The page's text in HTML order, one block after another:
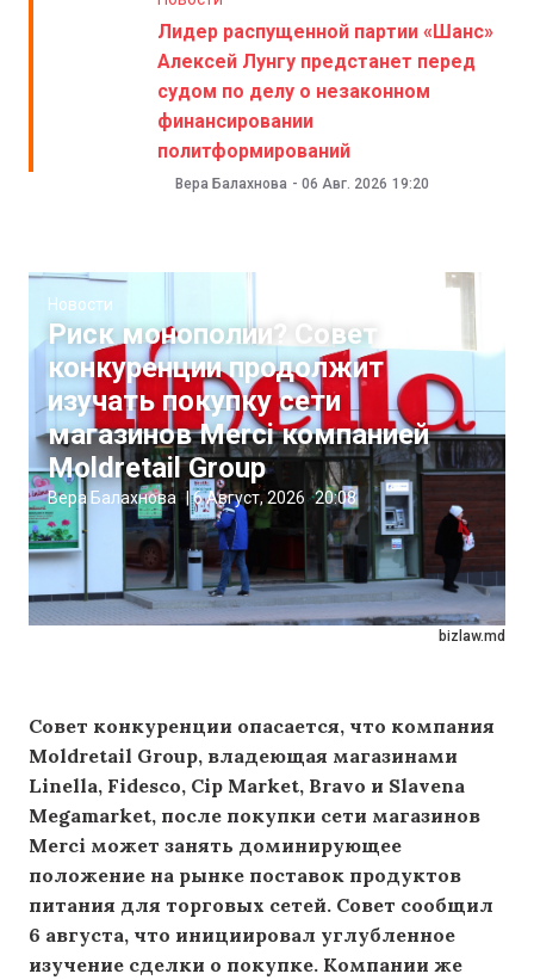
Лидер распущенной партии «Шанс»
Алексей Лунгу предстанет перед
судом по делу о незаконном
финансировании
политформирований
Вера Балахнова - 06 Авг. 2026 19:20
bizlaw.md
Новости
Риск монополии? Совет
конкуренции продолжит
изучать покупку сети
магазинов Merci компанией
Moldretail Group
Вера Балахнова 6 Август, 2026 20:08
Совет конкуренции опасается, что компания
Moldretail Group, владеющая магазинами
Linella, Fidesco, Cip Market, Bravo и Slavena
Megamarket, после покупки сети магазинов
Merci может занять доминирующее
положение на рынке поставок продуктов
питания для торговых сетей. Совет сообщил
6 августа, что инициировал углубленное
изучение сделки о покупке. Компании же